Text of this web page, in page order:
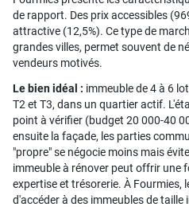
de rapport. Des prix accessibles
attractive (12,5%). Ce type de
grandes villes, permet souvent de
vendeurs motivés.
Le bien idéal : immeuble de 4 à 6
T2 et T3, dans un quartier actif.
point à vérifier (budget 20 000-40
ensuite la façade, les parties
"propre" se négocie moins mais
immeuble à rénover peut offrir une
expertise et trésorerie. À Fourmies,
d'accéder à des immeubles de